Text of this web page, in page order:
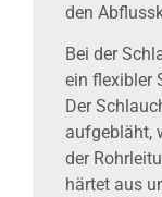
den
Bei der
ein flexibler
Der
aufgebläht,
der
härtet aus